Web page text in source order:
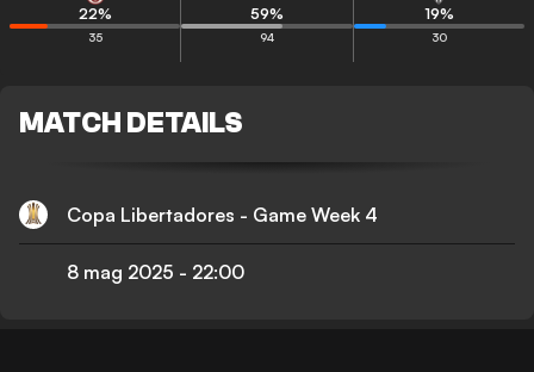
22%
35
59%
94
19%
30
MATCH DETAILS
Copa Libertadores - Game Week 4
8 mag 2025 - 22:00